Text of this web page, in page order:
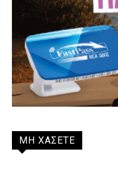
ΜΗ ΧΑΣΕΤΕ